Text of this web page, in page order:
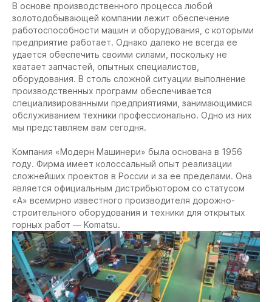
В основе производственного процесса любой
золотодобывающей компании лежит обеспечение
работоспособности машин и оборудования, с которыми
предприятие работает. Однако далеко не всегда ее
удается обеспечить своими силами, поскольку не
хватает запчастей, опытных специалистов,
оборудования. В столь сложной ситуации выполнение
производственных программ обеспечивается
специализированными предприятиями, занимающимися
обслуживанием техники профессионально. Одно из них
мы представляем вам сегодня.
Компания «Модерн Машинери» была основана в 1956
году. Фирма имеет колоссальный опыт реализации
сложнейших проектов в России и за ее пределами. Она
является официальным дистрибьютором со статусом
«А» всемирно известного производителя дорожно-
строительного оборудования и техники для открытых
горных работ — Komatsu.